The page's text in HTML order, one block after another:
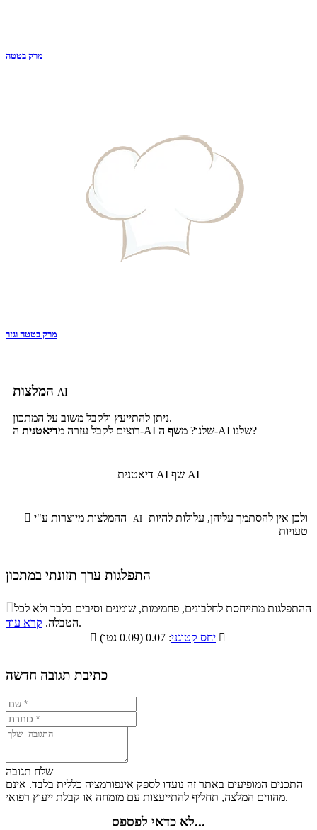
מרק בטטה
מרק בטטה וגזר
AI
ניתן להתייעץ ולקבל משוב על המתכון.
רוצים לקבל עזרה מדיאטנית ה-AI שלנו? משף ה-AI שלנו?
דיאטנית AI שף AI
 AI
טעויות
התפלגות ערך תזונתי במתכון
התפלגות ערך תזונתי במתכון
סיבים
תזונתיים
שומנים חלבונים
7.7% 71.3%
ההתפלגות מתייחסת לחלבונים, פחמימות, שומנים וסיבים בלבד ולא לכל
הטבלה. קרא עוד
.

יחס קטוגני 
כתיבת תגובה חדשה
שלח תגובה
התכנים המופיעים באתר זה נועדו לספק אינפורמציה כללית בלבד. אינם
מהווים המלצה, תחליף להתייעצות עם מומחה או קבלת ייעוץ רפואי.
לא כדאי לפספס...